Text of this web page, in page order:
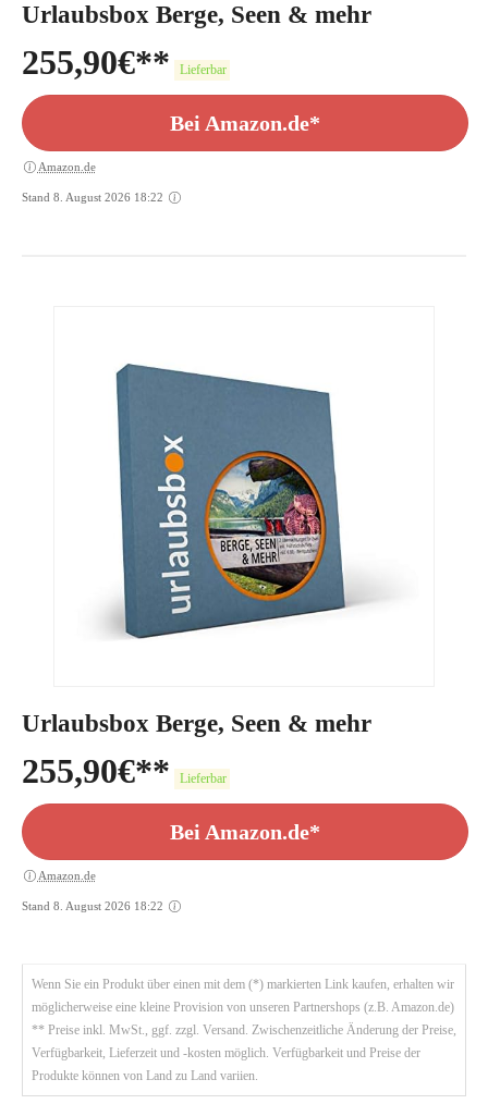
Urlaubsbox Berge, Seen & mehr
255,90€ Lieferbar
Bei Amazon.de*
Amazon.de
Stand 8. August 2026 18:22
Urlaubsbox Berge, Seen & mehr
255,90€ Lieferbar
Bei Amazon.de*
Amazon.de
Stand 8. August 2026 18:22
Wenn Sie ein Produkt über einen mit dem (*) markierten Link kaufen, erhalten wir
möglicherweise eine kleine Provision von unseren Partnershops (z.B. Amazon.de)
** Preise inkl. MwSt., ggf. zzgl. Versand. Zwischenzeitliche Änderung der Preise,
Verfügbarkeit, Lieferzeit und -kosten möglich. Verfügbarkeit und Preise der
Produkte können von Land zu Land variien.